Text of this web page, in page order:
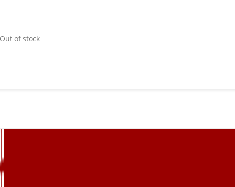
Out of stock